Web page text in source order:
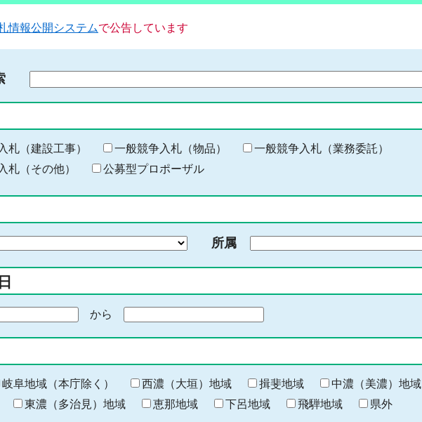
情報公開システムで公告しています
る
キ
ー
ー
入
力
札（建設工事） 一般競争入札（物品）
一般競争入札（業務委託）
札（その他）
公募型プロポーザル
所属
から
終
わ
り
岐阜地域（本庁除く） 西濃（大垣）地域 揖斐地域 中濃（美濃）地域
東濃（多治見）地域 恵那地域 下呂地域 飛騨地域 県外